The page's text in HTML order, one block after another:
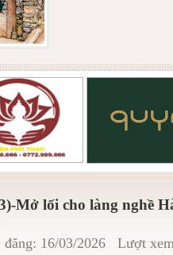
Mở lối cho làng nghề
đăng: 16/03/2026 Lượt